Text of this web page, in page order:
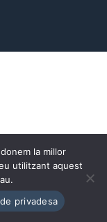
la millor
utilitzant aquest
privadesa